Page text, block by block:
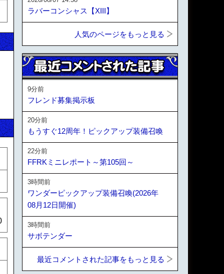
ラバーコンシャス【XIII】
人気のページをもっと見る
9分前
フレンド募集掲示板
20分前
もうすぐ12周年！ピックアップ装備召喚
22分前
FFRKミニレポート～第105回～
3時間前
ワンダーピックアップ装備召喚(2026年
08月12日開催)
3時間前
サボテンダー
最近コメントされた記事をもっと見る